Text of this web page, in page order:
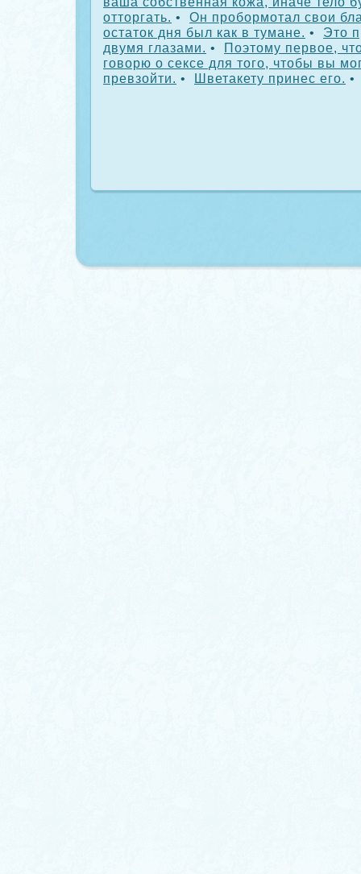
отторгать. • Он пробормотал свои
остаток дня был как в тумане. • Это
двумя глазами. • Поэтому первое,
говорю о сексе для того, чтобы вы
превзойти. • Шветакету принес его. •